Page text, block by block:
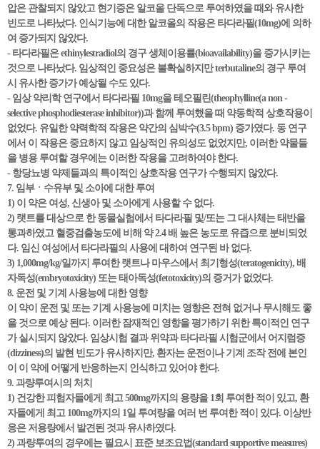
압은 관찰되지 않았고 현기증은 알코올 단독으로 투여하였을 때와 유사한
빈도로 나타났다. 인식기능에 대한 알코올의 작용은 타다라필(10mg)에 의하
여 증가되지 않았다.
- 타다라필은 ethinylestradiol의 경구 생체이용률(bioavailability)을 증가시키는
것으로 나타났다. 임상적인 중요성은 불확실하지만 terbutaline의 경구 투여
시 유사한 증가가 예상될 수도 있다.
- 임상 약리학 연구에서 타다라필 10mg을 테오필린(theophylline(a non -
selective phosphodiesterase inhibitor))과 함께 투여했을 때 약동학적 상호작용이
없었다. 유일한 약력학적 작용은 약간의 심박수(3.5 bpm) 증가였다. 동 연구
에서 이 작용은 중요하지 않고 임상적인 유의성도 없었지만, 이러한 약물들
을 병용 투여할 경우에는 이러한 작용을 고려하여야 한다.
- 항당뇨병 약제들과의 특이적인 상호작용 연구가 수행되지 않았다.
7. 임부ㆍ수유부 및 소아에 대한 투여
1) 이 약은 여성, 신생아 및 소아에게 사용할 수 없다.
2) 랫트를 대상으로 한 동물실험에서 타다라필 및/또는 그 대사체는 태반을
통과하였고 혈중검출농도에 비해 약 2.4 배 높은 농도로 유즙으로 분비되었
다. 임신 여성에서 타다라필의 사용에 대하여 연구된 바 없다.
3) 1,000mg/kg/일까지 투여한 랫트나 마우스에서 최기형성(teratogenicity), 배
자독성(embryotoxicity) 또는 태아독성(fetotoxicity)의 증거가 없었다.
8. 운전 및 기계 사용능에 대한 영향
이 약이 운전 및 또는 기계 사용능에 미치는 영향은 전혀 없거나 무시해도 좋
을 것으로 예상 된다. 이러한 잠재적인 영향을 평가하기 위한 특이적인 연구
가 실시되지 않았다. 임상시험 결과 위약과 타다라필 시험군에서 어지럼증
(dizziness)의 발현 빈도가 유사하지만, 환자는 운전이나 기계 조작 전에 본인
이 이 약에 어떻게 반응하는지 인식하고 있어야 한다.
9. 과량투여시의 처치
1) 건강한 피험자들에게 최고 500mg까지의 용량을 1회 투여한 적이 있고, 환
자들에게 최고 100mg까지의 1일 투여량을 여러 번 투여한 적이 있다. 이상반
응은 저용량에서 발견된 것과 유사하였다.
2) 과량투여의 경우에는 필요시 표준 보조요법(standard supportive measures)